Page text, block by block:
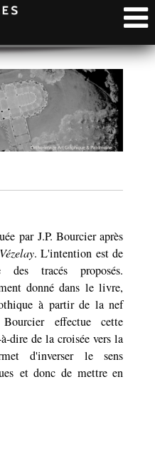
par J.P. Bourcier après
. L'intention est de
des tracés proposés.
donné dans le livre,
à partir de la nef
effectue cette
dire de la croisée vers la
d'inverser le sens
et donc de mettre en